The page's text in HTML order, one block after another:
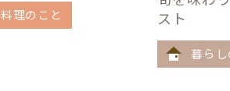
料理のこと
スト
暮ら